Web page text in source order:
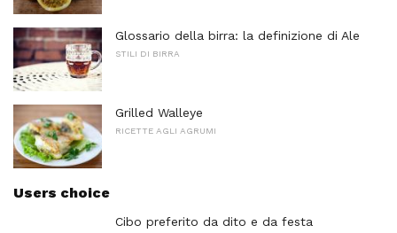
Glossario della birra: la definizione di Ale
STILI DI BIRRA
Grilled Walleye
RICETTE AGLI AGRUMI
Users choice
Cibo preferito da dito e da festa